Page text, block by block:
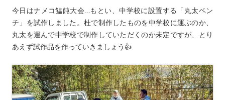
今日はナメコ饂飩大会…もとい、中学校に設置する「丸太ベン
チ」を試作しました。杜で制作したものを中学校に運ぶのか、
丸太を運んで中学校で制作していただくのか未定ですが、とり
あえず試作品を作っていきましょう👍